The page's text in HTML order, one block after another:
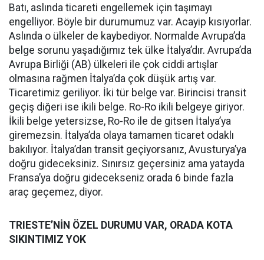
Batı, aslında ticareti engellemek için taşımayı
engelliyor. Böyle bir durumumuz var. Acayip kısıyorlar.
Aslında o ülkeler de kaybediyor. Normalde Avrupa’da
belge sorunu yaşadığımız tek ülke İtalya’dır. Avrupa’da
Avrupa Birliği (AB) ülkeleri ile çok ciddi artışlar
olmasına rağmen İtalya’da çok düşük artış var.
Ticaretimiz geriliyor. İki tür belge var. Birincisi transit
geçiş diğeri ise ikili belge. Ro-Ro ikili belgeye giriyor.
İkili belge yetersizse, Ro-Ro ile de gitsen İtalya’ya
giremezsin. İtalya’da olaya tamamen ticaret odaklı
bakılıyor. İtalya’dan transit geçiyorsanız, Avusturya’ya
doğru gideceksiniz. Sınırsız geçersiniz ama yatayda
Fransa’ya doğru gidecekseniz orada 6 binde fazla
araç geçemez, diyor.
TRIESTE’NİN ÖZEL DURUMU VAR, ORADA KOTA
SIKINTIMIZ YOK